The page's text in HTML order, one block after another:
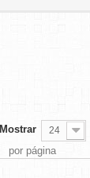
Mostrar 24
por página